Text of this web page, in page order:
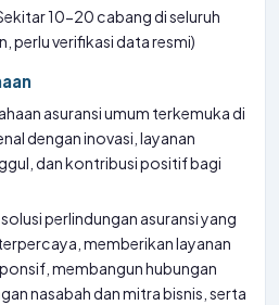
10-20 cabang di seluruh
perlu verifikasi data resmi)
asuransi umum terkemuka di
dengan inovasi, layanan
dan kontribusi positif bagi
perlindungan asuransi yang
memberikan layanan
membangun hubungan
nasabah dan mitra bisnis, serta